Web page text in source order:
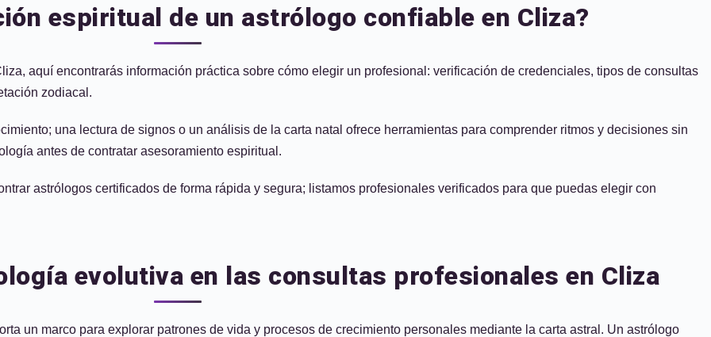
espiritual de un astrólogo confiable en Cliza?
aquí encontrarás información práctica sobre cómo elegir un profesional: verificación de credenciales, tipos de consultas
zodiacal.
una lectura de signos o un análisis de la carta natal ofrece herramientas para comprender ritmos y decisiones sin
antes de contratar asesoramiento espiritual.
astrólogos certificados de forma rápida y segura; listamos profesionales verificados para que puedas elegir con
evolutiva en las consultas profesionales en Cliza
un marco para explorar patrones de vida y procesos de crecimiento personales mediante la carta astral. Un astrólogo